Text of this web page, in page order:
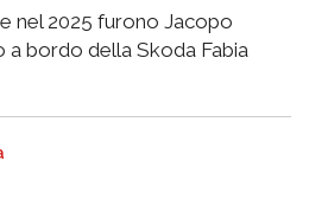
nel 2025 furono Jacopo
bordo della Skoda Fabia